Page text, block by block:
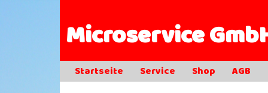
Microservice
Startseite Service Shop AGB